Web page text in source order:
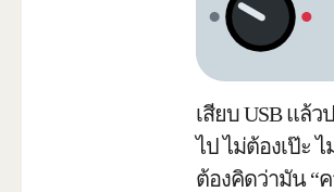
เสียบ USB แล้
ไป ไม่ต้องเป๊ะ
ต้องคิดว่ามัน “ค